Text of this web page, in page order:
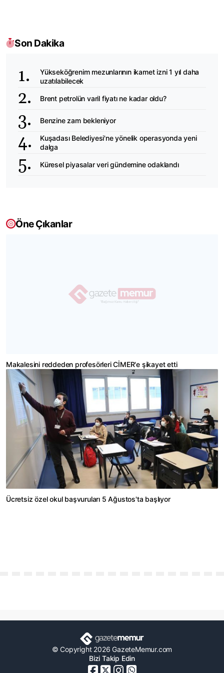
Son Dakika
Yükseköğrenim mezunlarının ikamet izni 1 yıl daha
uzatılabilecek
Brent petrolün varil fiyatı ne kadar oldu?
Benzine zam bekleniyor
Kuşadası Belediyesi'ne yönelik operasyonda yeni
dalga
Küresel piyasalar veri gündemine odaklandı
Öne Çıkanlar
Makalesini reddeden profesörleri CİMER'e şikayet etti
Ücretsiz özel okul başvuruları 5 Ağustos'ta başlıyor
© Copyright 2026 GazeteMemur.com
Bizi Takip Edin